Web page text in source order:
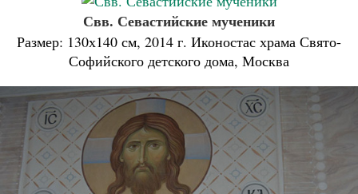
Свв. Севастийские мученики
Размер: 130х140 см, 2014 г. Иконостас храма Свято-
Софийского детского дома, Москва